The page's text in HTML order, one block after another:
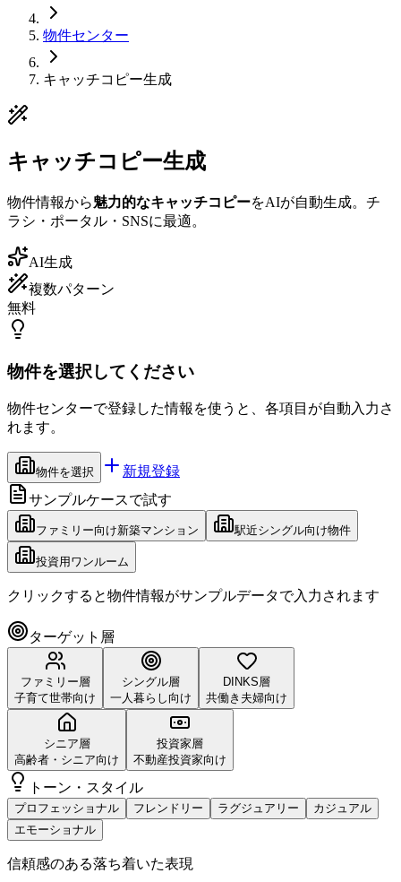
物件センター
キャッチコピー生成
キャッチコピー生成
物件情報から魅力的なキャッチコピーをAIが自動生成。チ
ラシ・ポータル・SNSに最適。
AI生成
複数パターン
無料
物件を選択してください
物件センターで登録した情報を使うと、各項目が自動入力さ
れます。
物件を選択
新規登録
サンプルケースで試す
ファミリー向け新築マンション 駅近シングル向け物件
投資用ワンルーム
クリックすると物件情報がサンプルデータで入力されます
ターゲット層
ファミリー層
子育て世帯向け
シングル層
一人暮らし向け
DINKS層
共働き夫婦向け
シニア層
高齢者・シニア向け
投資家層
不動産投資家向け
トーン・スタイル
プロフェッショナル フレンドリー ラグジュアリー
カジュアル
エモーショナル
信頼感のある落ち着いた表現